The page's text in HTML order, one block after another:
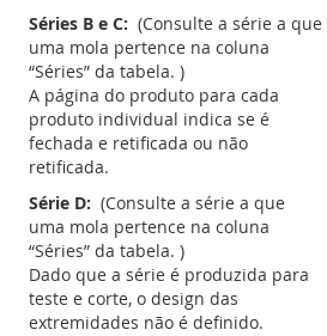
Séries B e C: (Consulte a série a que
uma mola pertence na coluna
“Séries” da tabela. )
A página do produto para cada
produto individual indica se é
fechada e retificada ou não
retificada.
Série D: (Consulte a série a que
uma mola pertence na coluna
“Séries” da tabela. )
Dado que a série é produzida para
teste e corte, o design das
extremidades não é definido.